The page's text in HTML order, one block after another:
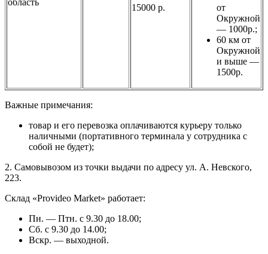
15000 р.
от
Окружной
— 1000р.;
60 км от
Окружной
и выше —
1500р.
Важные примечания:
товар и его перевозка оплачиваются курьеру только
наличными (портативного терминала у сотрудника с
собой не будет);
2. Самовывозом из точки выдачи по адресу ул. А. Невского,
223.
Склад «Provideo Market» работает:
Пн. — Птн. с 9.30 до 18.00;
Сб. с 9.30 до 14.00;
Вскр. — выходной.